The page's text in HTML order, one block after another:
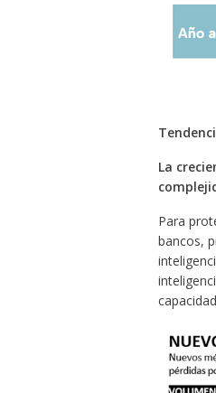
La
Para
bancos,